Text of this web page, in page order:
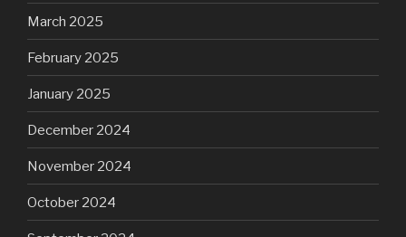
March 2025
February 2025
January 2025
December 2024
November 2024
October 2024